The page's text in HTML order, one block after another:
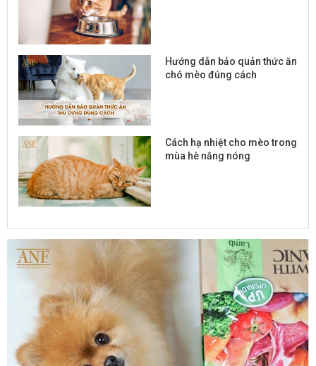
Hướng dẫn bảo quản thức ăn
chó mèo đúng cách
Cách hạ nhiệt cho mèo trong
mùa hè nắng nóng